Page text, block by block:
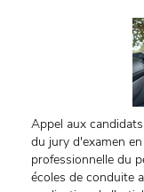
Appel aux
du jury d'examen
professionnelle du
écoles de conduite